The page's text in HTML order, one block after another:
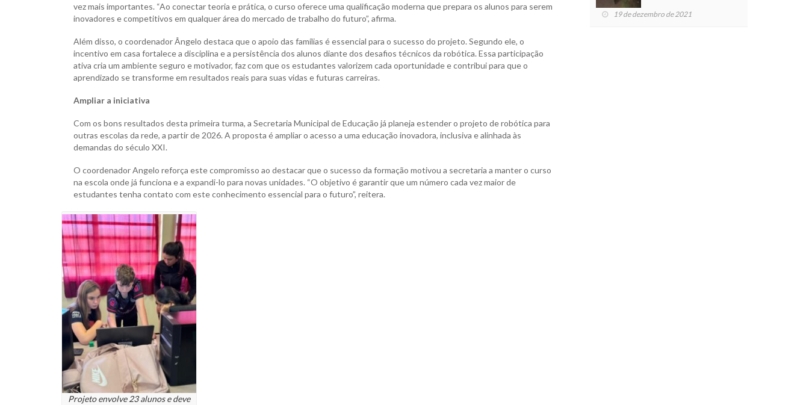
vez mais importantes. “Ao conectar teoria e prática, o curso oferece uma qualificação moderna que prepara os alunos para serem
inovadores e competitivos em qualquer área do mercado de trabalho do futuro”, afirma.
Além disso, o coordenador Ângelo destaca que o apoio das famílias é essencial para o sucesso do projeto. Segundo ele, o
incentivo em casa fortalece a disciplina e a persistência dos alunos diante dos desafios técnicos da robótica. Essa participação
ativa cria um ambiente seguro e motivador, faz com que os estudantes valorizem cada oportunidade e contribui para que o
aprendizado se transforme em resultados reais para suas vidas e futuras carreiras.
Ampliar a iniciativa
Com os bons resultados desta primeira turma, a Secretaria Municipal de Educação já planeja estender o projeto de robótica para
outras escolas da rede, a partir de 2026. A proposta é ampliar o acesso a uma educação inovadora, inclusiva e alinhada às
demandas do século XXI.
O coordenador Angelo reforça este compromisso ao destacar que o sucesso da formação motivou a secretaria a manter o curso
na escola onde já funciona e a expandi-lo para novas unidades. “O objetivo é garantir que um número cada vez maior de
estudantes tenha contato com este conhecimento essencial para o futuro”, reitera.
Projeto envolve 23 alunos e deve
feridos
19 de dezembro de 2021